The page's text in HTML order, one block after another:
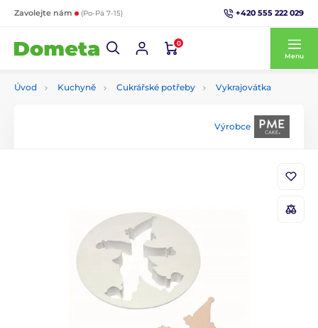
Zavolejte nám (Po-Pá 7-15) +420 555 222 029
0
Menu
Úvod Kuchyně Cukrářské potřeby Vykrajovátka
Výrobce